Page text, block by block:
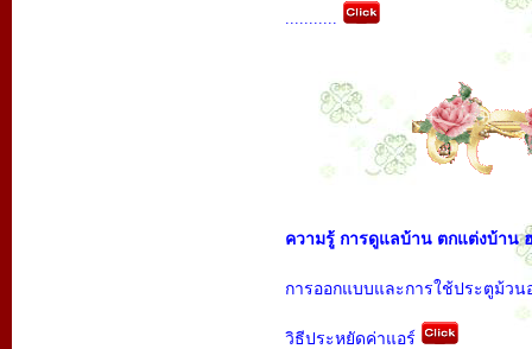
...........
ความรู้ การดูแลบ้าน ตกแต่งบ้าน
การออกแบบและการใช้ประตูม้ว
วิธีประหยัดค่าแอร์